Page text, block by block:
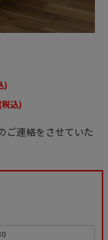
)
込)
ご連絡をさせていた